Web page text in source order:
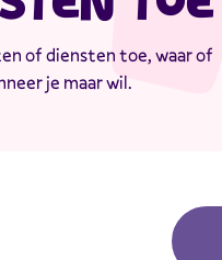
of diensten toe, waar of
je maar wil.